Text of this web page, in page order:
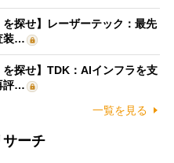
を探せ】レーザーテック：最先
装…
を探せ】TDK：AIインフラを支
評…
一覧を見る
サーチ